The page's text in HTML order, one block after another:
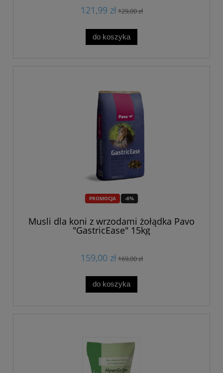
121,99 zł129,00 zł
do koszyka
PROMOCJA -6%
Musli dla koni z wrzodami żołądka Pavo
"GastricEase" 15kg
159,00 zł169,00 zł
do koszyka